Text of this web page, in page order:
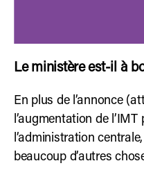
Le ministère est-il à
En plus de l’annonce
l’augmentation de
l’administration
beaucoup d’autres